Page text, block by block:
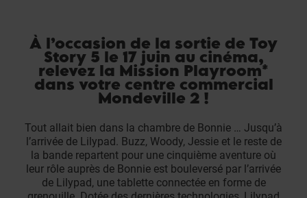
À l’occasion de la sortie de Toy
Story 5 le 17 juin au cinéma,
relevez la Mission Playroom*
dans votre centre commercial
Mondeville 2 !
Tout allait bien dans la chambre de Bonnie … Jusqu’à
l’arrivée de Lilypad. Buzz, Woody, Jessie et le reste de
la bande repartent pour une cinquième aventure où
leur rôle auprès de Bonnie est bouleversé par l’arrivée
de Lilypad, une tablette connectée en forme de